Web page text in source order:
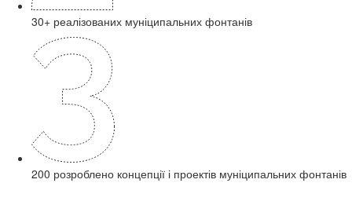
30+ реалізованих муніципальних фонтанів
200 розроблено концепції і проектів муніципальних фонтанів